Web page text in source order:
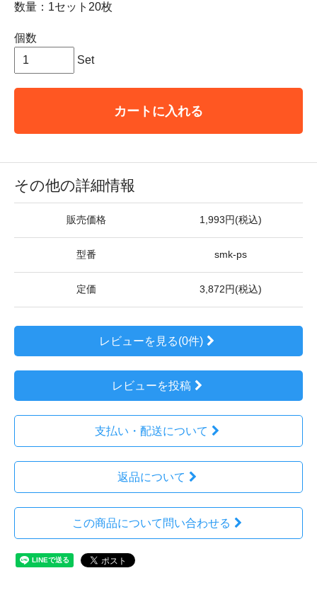
数量：1セット20枚
個数
Set
カートに入れる
その他の詳細情報
販売価格 1,993円(税込)
型番 smk-ps
定価 3,872円(税込)
レビューを見る(0件)
レビューを投稿
支払い・配送について
返品について
この商品について問い合わせる